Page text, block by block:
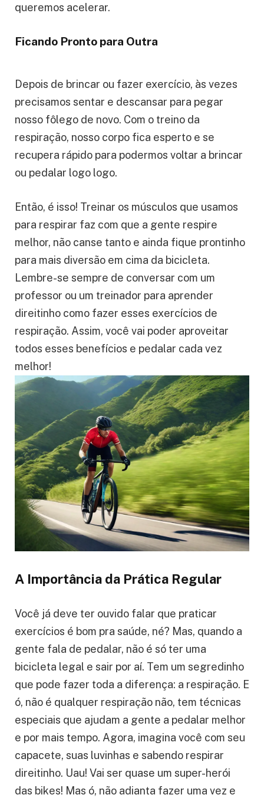
rápido ou mais devagar. No ciclismo, isso é
de mais ar rápido, como nas subidas ou quando
Ficando Pronto para Outra
Depois de brincar ou fazer exercício, às vezes
precisamos sentar e descansar para pegar
nosso fôlego de novo. Com o treino da
recupera rápido para podermos voltar a brincar
ou pedalar logo logo.
Então, é isso! Treinar os músculos que usamos
para respirar faz com que a gente respire
melhor, não canse tanto e ainda fique prontinho
para mais diversão em cima da bicicleta.
Lembre-se sempre de conversar com um
professor ou um treinador para aprender
direitinho como fazer esses exercícios de
respiração. Assim, você vai poder aproveitar
todos esses benefícios e pedalar cada vez
A Importância da Prática Regular
Você já deve ter ouvido falar que praticar
exercícios é bom pra saúde, né? Mas, quando a
gente fala de pedalar, não é só ter uma
bicicleta legal e sair por aí. Tem um segredinho
que pode fazer toda a diferença: a respiração. E
ó, não é qualquer respiração não, tem técnicas
especiais que ajudam a gente a pedalar melhor
e por mais tempo. Agora, imagina você com seu